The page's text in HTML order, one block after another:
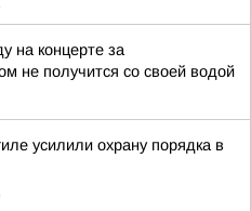
на концерте за
не получится со своей водой
усилили охрану порядка в